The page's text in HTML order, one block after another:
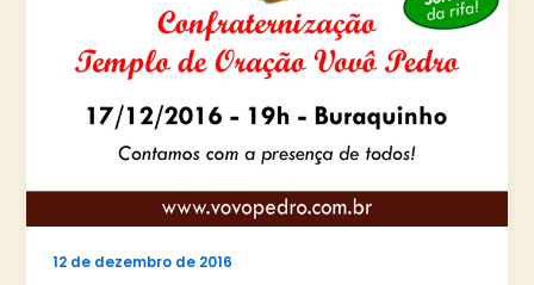
12 de dezembro de 2016